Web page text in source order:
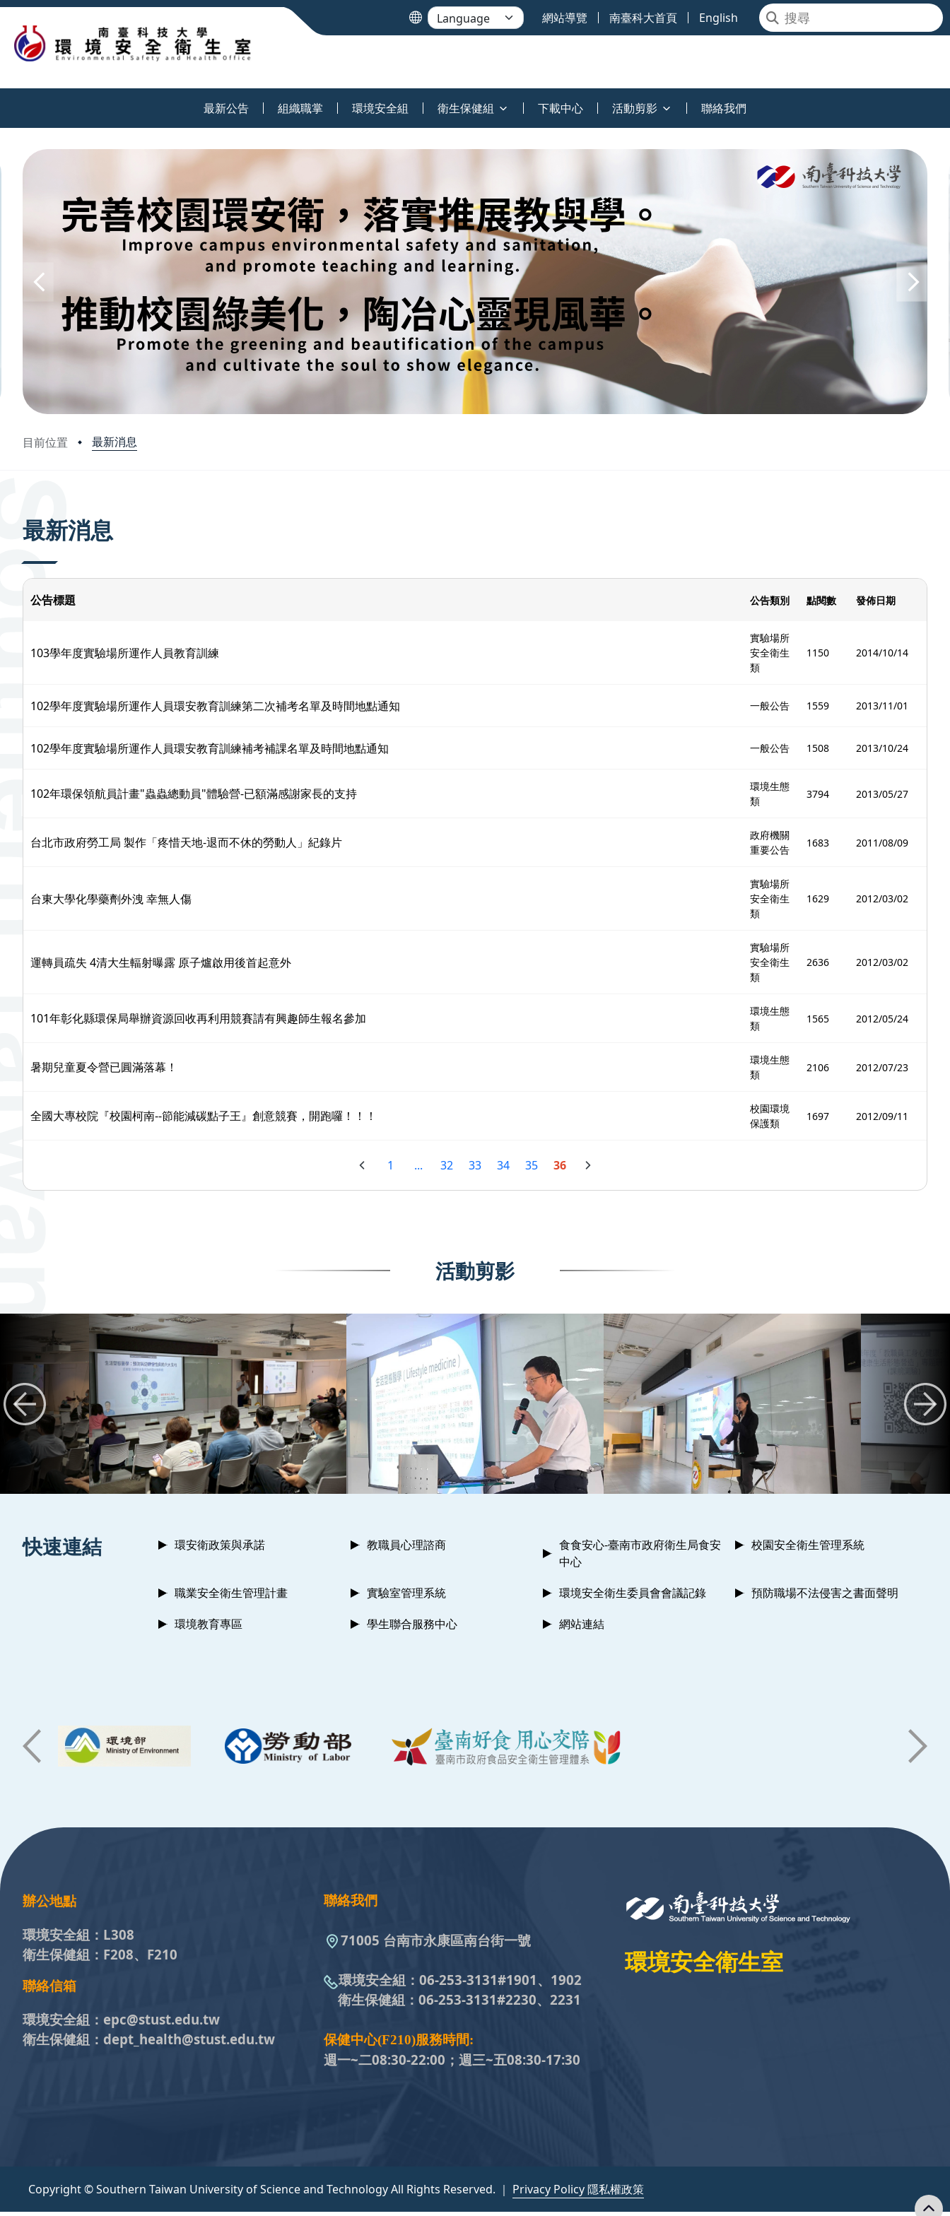
網站導覽 南臺科大首頁 English
最新公告 組織職掌 環境安全組 衛生保健組 下載中心 活動剪影 聯絡我們
目前位置 最新消息
最新消息
公告標題 公告類別 點閱數 發佈日期
103學年度實驗場所運作人員教育訓練
實驗場所
安全衛生
類
1150 2014/10/14
102學年度實驗場所運作人員環安教育訓練第二次補考名單及時間地點通知 一般公告 1559 2013/11/01
102學年度實驗場所運作人員環安教育訓練補考補課名單及時間地點通知 一般公告 1508 2013/10/24
102年環保領航員計畫"蟲蟲總動員"體驗營-已額滿感謝家長的支持
環境生態
類
3794 2013/05/27
台北市政府勞工局 製作「疼惜天地-退而不休的勞動人」紀錄片
政府機關
重要公告
1683 2011/08/09
台東大學化學藥劑外洩 幸無人傷
實驗場所
安全衛生
類
1629 2012/03/02
運轉員疏失 4清大生輻射曝露 原子爐啟用後首起意外
實驗場所
安全衛生
類
2636 2012/03/02
101年彰化縣環保局舉辦資源回收再利用競賽請有興趣師生報名參加
環境生態
類
1565 2012/05/24
暑期兒童夏令營已圓滿落幕！
環境生態
類
2106 2012/07/23
全國大專校院『校園柯南--節能減碳點子王』創意競賽，開跑囉！！！
校園環境
保護類
1697 2012/09/11
1 ... 32 33 34 35 36
活動剪影
快速連結 環安衛政策與承諾 教職員心理諮商
食食安心-臺南市政府衛生局食安
中心
校園安全衛生管理系統
職業安全衛生管理計畫 實驗室管理系統 環境安全衛生委員會會議記錄
預防職場不法侵害之書面聲明
環境教育專區
學生聯合服務中心 網站連結
環境安全衛生室
聯絡我們
71005 台南市永康區南台街一號
環境安全組：06-253-3131#1901、1902
衛生保健組：06-253-3131#2230、2231
保健中心(F210)服務時間:
週一~二08:30-22:00；週三~五08:30-17:30
辦公地點
環境安全組： L308
衛生保健組： F208、F210
聯絡信箱
環境安全組： epc@stust.edu.tw
衛生保健組： dept_health@stust.edu.tw
Copyright © Southern Taiwan University of Science and Technology All Rights Reserved. ｜ Privacy Policy 隱私權政策